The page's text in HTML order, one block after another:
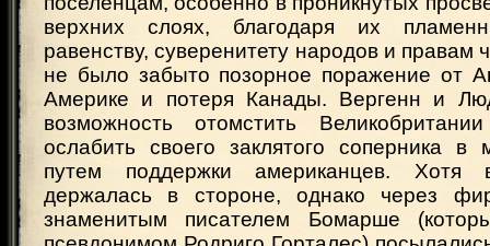
верхних слоях, благодаря их
равенству, суверенитету народов и правам
не было забыто позорное поражение от
Америке и потеря Канады. Вергенн и
возможность отомстить
ослабить своего заклятого соперника в
путем поддержки американцев. Хотя
держалась в стороне, однако через
знаменитым писателем Бомарше